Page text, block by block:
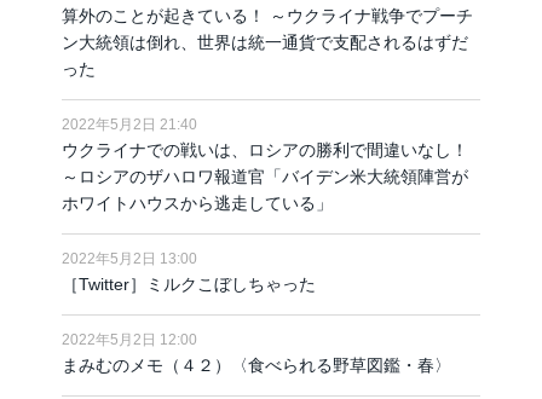
算外のことが起きている！ ～ウクライナ戦争でプーチ
ン大統領は倒れ、世界は統一通貨で支配されるはずだ
った
2022年5月2日 21:40
ウクライナでの戦いは、ロシアの勝利で間違いなし！
～ロシアのザハロワ報道官「バイデン米大統領陣営が
ホワイトハウスから逃走している」
2022年5月2日 13:00
［Twitter］ミルクこぼしちゃった
2022年5月2日 12:00
まみむのメモ（４２）〈食べられる野草図鑑・春〉